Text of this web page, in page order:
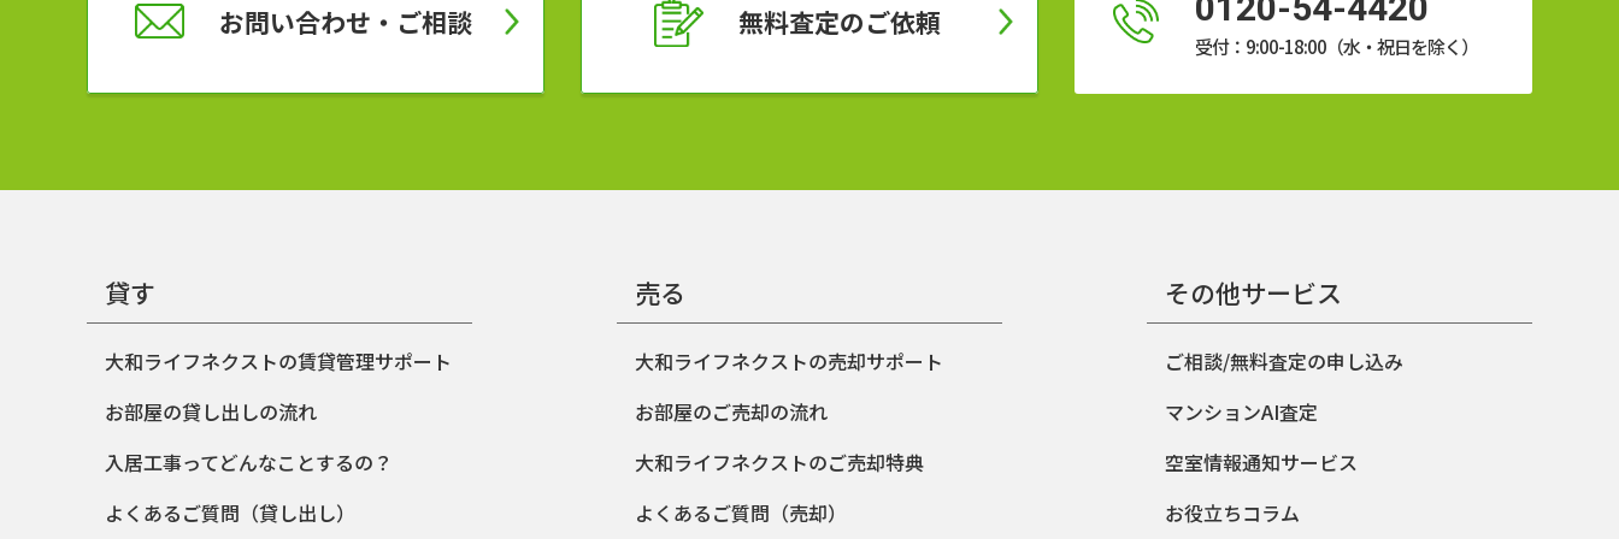
お問い合わせ ・ご相談 無料査定のご依頼
受付：9:00-18:00（水・祝日を除く）
貸す
大和ライフネクストの賃貸管理サポート
お部屋の貸し出しの流れ
入居工事ってどんなことするの？
よくあるご質問（貸し出し）
売る
大和ライフネクストの売却サポート
お部屋のご売却の流れ
大和ライフネクストのご売却特典
よくあるご質問（売却）
その他サービス
ご相談/無料査定の申し込み
マンションAI査定
空室情報通知サービス
お役立ちコラム